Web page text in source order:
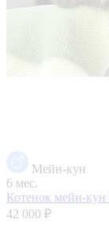
Мейн-кун
6 мес.
Котенок мейн-кун
42 000 ₽